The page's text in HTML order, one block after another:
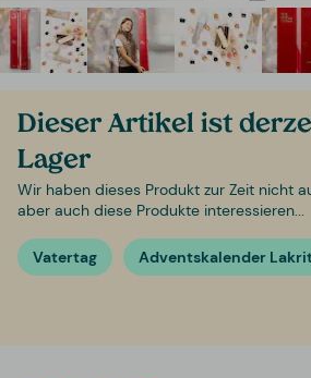
Dieser Artikel ist
Lager
Wir haben dieses Produkt zur Zeit nicht
aber auch diese Produkte interessieren...
Vatertag Adventskalender